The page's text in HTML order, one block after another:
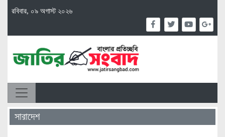
রবিবার, ০৯ অগাস্ট ২০২৬
সারাদেশ